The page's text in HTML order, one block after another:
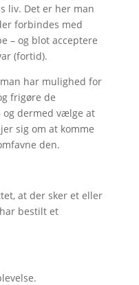
liv. Det er her man
forbindes med
– og blot acceptere
(fortid).
har mulighed for
frigøre de
dermed vælge at
sig om at komme
den.
at der sker et eller
bestilt et